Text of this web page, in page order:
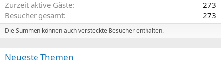
Zurzeit aktive Gäste
273
Besucher gesamt
273
Die Summen können auch versteckte Besucher enthalten.
Neueste Themen